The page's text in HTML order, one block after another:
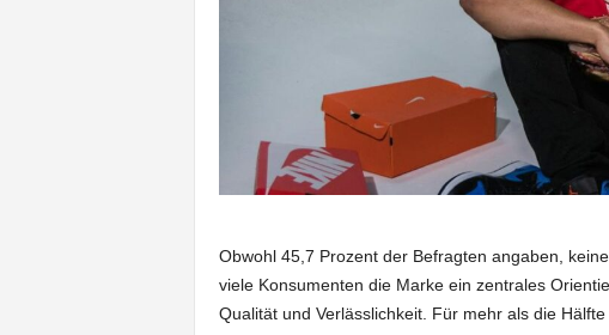
Obwohl 45,7 Prozent der Befragten angaben,
viele Konsumenten die Marke ein zentrales
Qualität und Verlässlichkeit. Für mehr als die